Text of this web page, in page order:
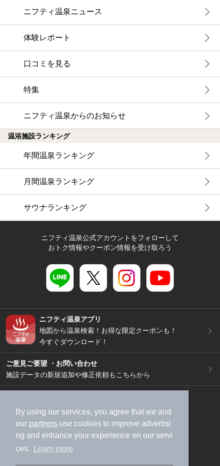
By using our services, you agree that we and
our partners use cookies to improve advertisi
ng and enhance your experience on our servi
ces.
Learn more
ニフティ温泉ニュース
体験レポート
口コミを見る
特集
ニフティ温泉からのお知らせ
温浴施設ランキング
年間温泉ランキング
月間温泉ランキング
サウナランキング
ニフティ温泉公式アカウントをフォローして
おトク情報やクーポン情報を受け取ろう
ニフティ温泉アプリ
地図から温泉検索！お得な限定クーポンも！
今すぐダウンロード！
ご意見ご要望 ・お問い合わせ
施設データの新規追加や修正依頼もこちらから
加盟店募集（資料請求）
広告出稿のご案内
利用規約
ライフスタイルMEMBERS+規約
特定商取引法に基づく表記
ヘルプ
採用情報
運営会社